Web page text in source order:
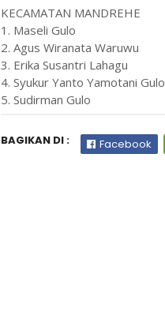
KECAMATAN MANDREHE
1. Maseli Gulo
2. Agus Wiranata Waruwu
3. Erika Susantri Lahagu
4. Syukur Yanto Yamotani Gulo
5. Sudirman Gulo
BAGIKAN DI : Facebook